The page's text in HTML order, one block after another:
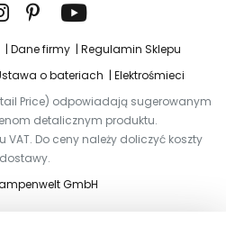
Dane firmy
Regulamin Sklepu
o bateriach
Elektrośmieci
Price) odpowiadają sugerowanym
detalicznym produktu.
VAT. Do ceny należy doliczyć koszty
dostawy.
GmbH